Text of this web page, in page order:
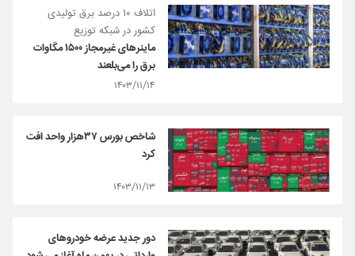
اتلاف ۱۰ درصد برق تولیدی
کشور در شبکه توزیع
ماینرهای غیرمجاز ۱۵۰۰ مگاوات
برق را می‌بلعند
۱۴۰۳/۱۱/۱۴
شاخص بورس ۳۷هزار واحد افت
کرد
۱۴۰۳/۱۱/۱۳
دور جدید عرضه خودروهای